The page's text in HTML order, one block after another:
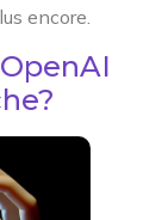
encore.